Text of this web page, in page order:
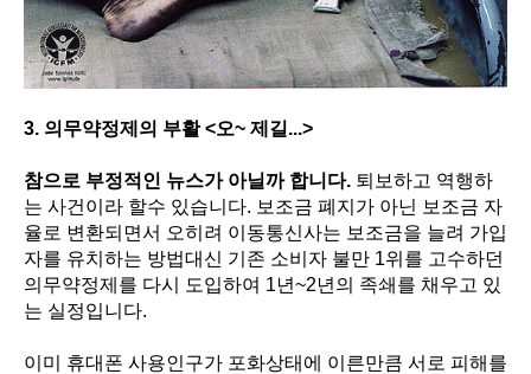
3. 의무약정제의 부활 <오~ 제길...>
참으로 부정적인 뉴스가 아닐까 합니다. 퇴보하고 역행하
는 사건이라 할수 있습니다. 보조금 폐지가 아닌 보조금 자
율로 변환되면서 오히려 이동통신사는 보조금을 늘려 가입
자를 유치하는 방법대신 기존 소비자 불만 1위를 고수하던
의무약정제를 다시 도입하여 1년~2년의 족쇄를 채우고 있
는 실정입니다.
이미 휴대폰 사용인구가 포화상태에 이른만큼 서로 피해를